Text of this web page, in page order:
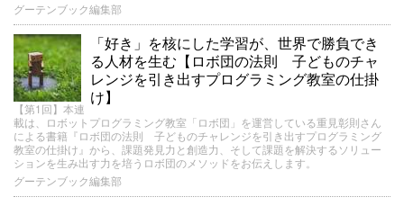
グーテンブック編集部
「好き」を核にした学習が、世界で勝負でき
る人材を生む【ロボ団の法則 子どものチャ
レンジを引き出すプログラミング教室の仕掛
け】
【第1回】本連
載は、ロボットプログラミング教室「ロボ団」を運営している重見彰則さん
による書籍『ロボ団の法則 子どものチャレンジを引き出すプログラミング
教室の仕掛け』から、課題発見力と創造力、そして課題を解決するソリュー
ションを生み出す力を培うロボ団のメソッドをお伝えします。
グーテンブック編集部